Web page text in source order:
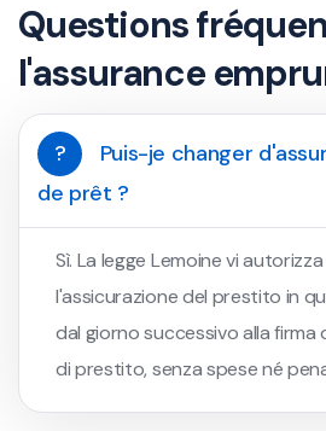
Questions
l'assurance
?
Puis-je changer
de prêt ?
Sì. La legge Lemoine vi
l'assicurazione del prestito in
dal giorno successivo alla
di prestito, senza spese né